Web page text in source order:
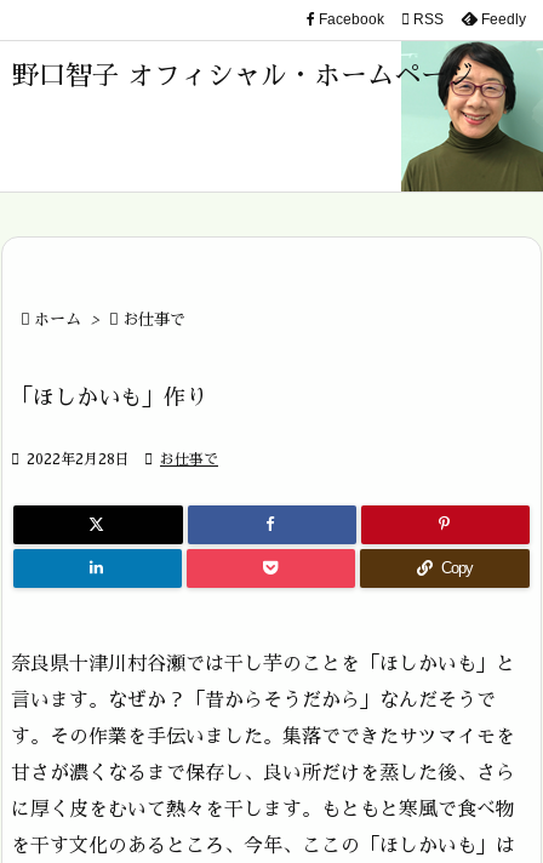
野口智子 オフィシャル・ホームページ

メニュ

サイド

前へ

Facebook  RSS Feedly
 ホーム >  お仕事で
「ほしかいも」作り
 2022年2月28日  お仕事で
Copy
奈良県十津川村谷瀬では干し芋のことを「ほしかいも」と
言います。なぜか？「昔からそうだから」なんだそうで
す。その作業を手伝いました。集落でできたサツマイモを
甘さが濃くなるまで保存し、良い所だけを蒸した後、さら
に厚く皮をむいて熱々を干します。もともと寒風で食べ物
を干す文化のあるところ、今年、ここの「ほしかいも」は